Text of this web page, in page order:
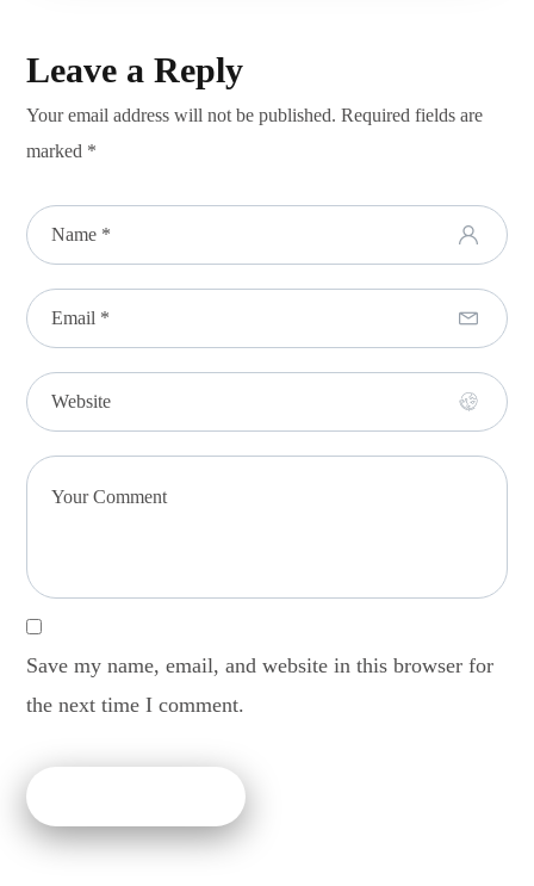
Leave a Reply
Your email address will not be published. Required fields are
marked *
Save my name, email, and website in this browser for
the next time I comment.